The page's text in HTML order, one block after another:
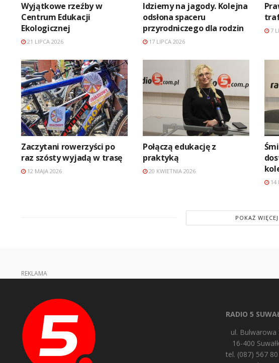
Wyjątkowe rzeźby w
Centrum Edukacji
Ekologicznej
21 LIPCA 2026
Idziemy na jagody. Kolejna
odsłona spaceru
przyrodniczego dla rodzin
17 LIPCA 2026
7
Zaczytani rowerzyści po
raz szósty wyjadą w trasę
12 MAJA 2026
Połączą edukację z
praktyką
20 KWIETNIA 2026
14
POKAŻ WIĘCEJ
REKLAMA
RADIO 5
ul. Bulwarowa
16-400
tel. (087) 567